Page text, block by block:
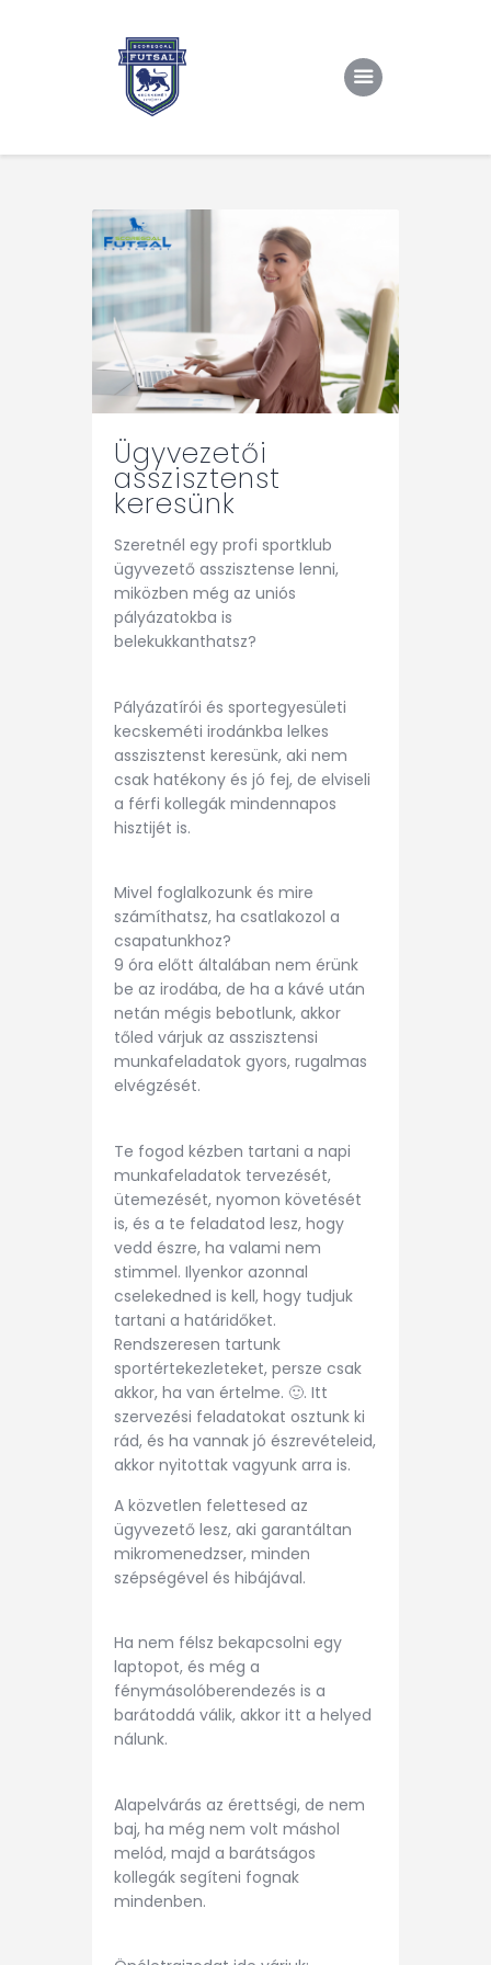
Rólunk/TAO
Eredmények, csapat
Hírek
Kapcsolat
Ügyvezetői
asszisztenst
keresünk
Szeretnél egy profi sportklub
ügyvezető asszisztense lenni,
miközben még az uniós
pályázatokba is
belekukkanthatsz?
Pályázatírói és sportegyesületi
kecskeméti irodánkba lelkes
asszisztenst keresünk, aki nem
csak hatékony és jó fej, de elviseli
a férfi kollegák mindennapos
hisztijét is.
Mivel foglalkozunk és mire
számíthatsz, ha csatlakozol a
csapatunkhoz?
9 óra előtt általában nem érünk
be az irodába, de ha a kávé után
netán mégis bebotlunk, akkor
tőled várjuk az asszisztensi
munkafeladatok gyors, rugalmas
elvégzését.
Te fogod kézben tartani a napi
munkafeladatok tervezését,
ütemezését, nyomon követését
is, és a te feladatod lesz, hogy
vedd észre, ha valami nem
stimmel. Ilyenkor azonnal
cselekedned is kell, hogy tudjuk
tartani a határidőket.
Rendszeresen tartunk
sportértekezleteket, persze csak
akkor, ha van értelme. 🙂. Itt
szervezési feladatokat osztunk ki
rád, és ha vannak jó észrevételeid,
akkor nyitottak vagyunk arra is.
A közvetlen felettesed az
ügyvezető lesz, aki garantáltan
mikromenedzser, minden
szépségével és hibájával.
Ha nem félsz bekapcsolni egy
laptopot, és még a
fénymásolóberendezés is a
barátoddá válik, akkor itt a helyed
nálunk.
Alapelvárás az érettségi, de nem
baj, ha még nem volt máshol
melód, majd a barátságos
kollegák segíteni fognak
mindenben.